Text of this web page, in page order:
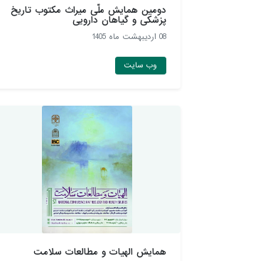
دومین همایش ملّی میراث مکتوب تاریخ
پزشکی و گیاهان دارويی
08 ارديبهشت ماه 1405
وب سایت
همایش الهیات و مطالعات سلامت